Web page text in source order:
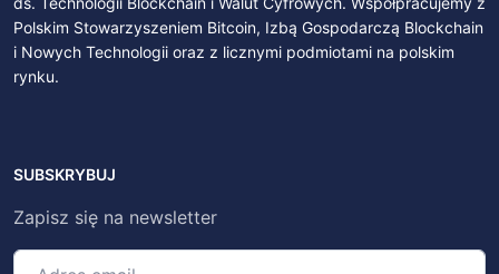
Polskim Stowarzyszeniem Bitcoin, Izbą Gospodarczą Blockchain
i Nowych Technologii oraz z licznymi podmiotami na polskim
rynku.
SUBSKRYBUJ
Zapisz się na newsletter